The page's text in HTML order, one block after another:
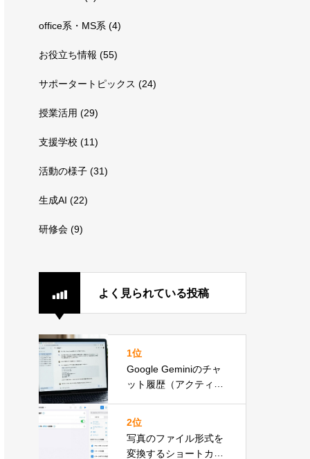
office系・MS系 (4)
お役立ち情報 (55)
サポータートピックス (24)
授業活用 (29)
支援学校 (11)
活動の様子 (31)
生成AI (22)
研修会 (9)
よく見られている投稿
1位
Google Geminiのチャ
ット履歴（アクティビ
2位
写真のファイル形式を
変換するショートカッ